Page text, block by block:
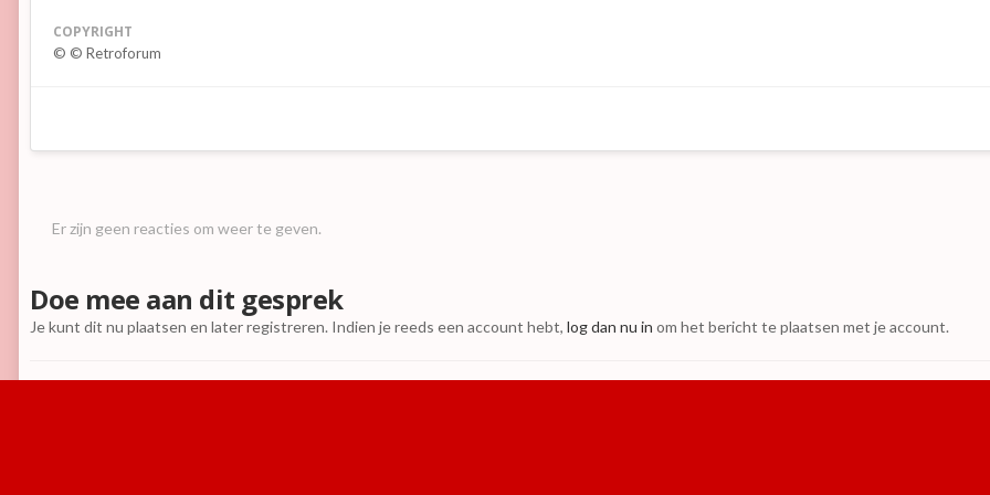
COPYRIGHT
© © Retroforum
Er zijn geen reacties om weer te geven.
Doe mee aan dit gesprek
Je kunt dit nu plaatsen en later registreren. Indien je reeds een account hebt, log dan nu in om het bericht te plaatsen met je account.